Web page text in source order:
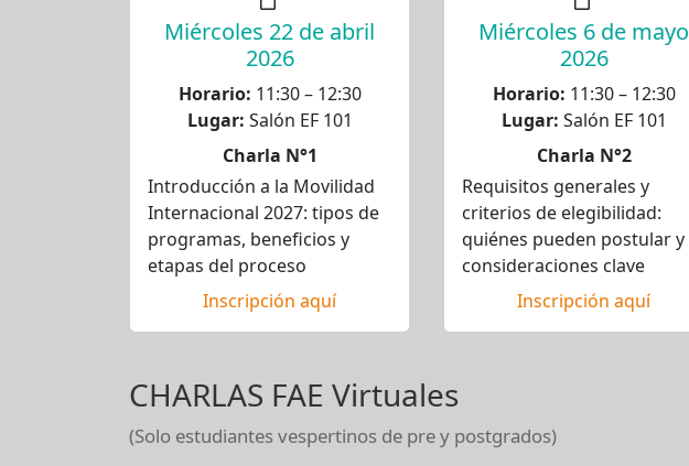
Miércoles 22 de abril
2026
Horario: 11:30 – 12:30
Lugar: Salón EF 101
Charla N°1
Introducción a la Movilidad
Internacional 2027: tipos de
programas, beneficios y
etapas del proceso
Inscripción aquí
Miércoles 6 de mayo
2026
Horario: 11:30 – 12:30
Lugar: Salón EF 101
Charla N°2
Requisitos generales y
criterios de elegibilidad:
quiénes pueden postular y
consideraciones clave
Inscripción aquí
CHARLAS FAE Virtuales
(Solo estudiantes vespertinos de pre y postgrados)